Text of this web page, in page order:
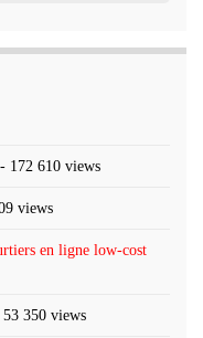
- 172 610 views
views
en ligne low-cost
350 views